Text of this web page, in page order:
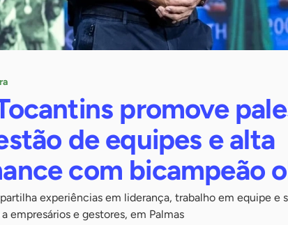
promove
de equipes e alta
com bicampeão
experiências em liderança, trabalho em equipe e
empresários e gestores, em Palmas